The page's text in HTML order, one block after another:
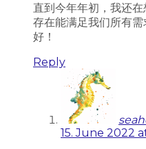
直到今年年初，我还
存在能满足我们所有
好！
Reply
15. June 2022